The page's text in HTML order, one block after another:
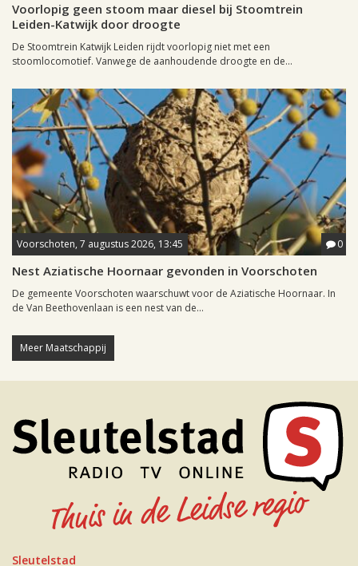
Voorlopig geen stoom maar diesel bij Stoomtrein
Leiden-Katwijk door droogte
De Stoomtrein Katwijk Leiden rijdt voorlopig niet met een
stoomlocomotief. Vanwege de aanhoudende droogte en de...
Voorschoten, 7 augustus 2026, 13:45 0
Nest Aziatische Hoornaar gevonden in Voorschoten
De gemeente Voorschoten waarschuwt voor de Aziatische Hoornaar. In
de Van Beethovenlaan is een nest van de...
Meer Maatschappij
Sleutelstad